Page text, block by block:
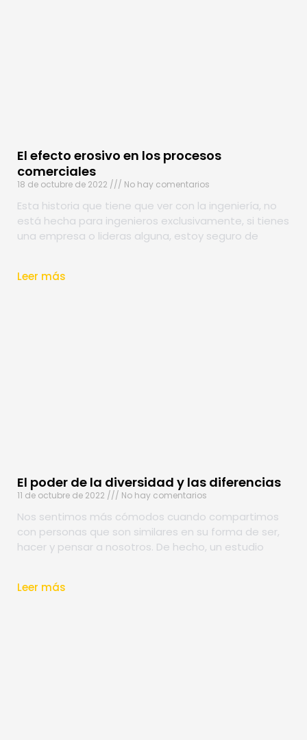
El efecto erosivo en los procesos
comerciales
18 de octubre de 2022 No hay comentarios
Esta historia que tiene que ver con la ingeniería, no
está hecha para ingenieros exclusivamente, si tienes
una empresa o lideras alguna, estoy seguro de
Leer más
El poder de la diversidad y las diferencias
11 de octubre de 2022 No hay comentarios
Nos sentimos más cómodos cuando compartimos
con personas que son similares en su forma de ser,
hacer y pensar a nosotros. De hecho, un estudio
Leer más